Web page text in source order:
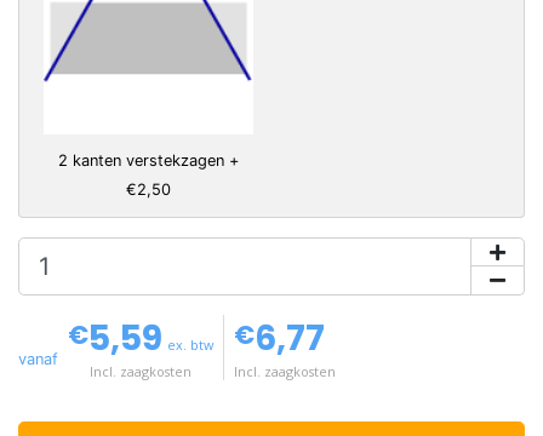
2 kanten verstekzagen +
€2,50
vanaf
€5,59 ex. btw
Incl. zaagkosten
€6,77
Incl. zaagkosten